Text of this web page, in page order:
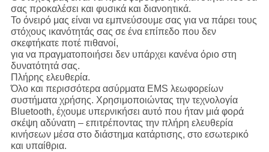
σας προκαλέσει και φυσικά και διανοητικά.
Το όνειρό μας είναι να εμπνεύσουμε σας για να πάρει τους
στόχους ικανότητάς σας σε ένα επίπεδο που δεν
σκεφτήκατε ποτέ πιθανοί,
για να πραγματοποιήσει δεν υπάρχει κανένα όριο στη
δυνατότητά σας.
Πλήρης ελευθερία.
Όλο και περισσότερα ασύρματα EMS λεωφορείων
συστήματα χρήσης. Χρησιμοποιώντας την τεχνολογία
Bluetooth, έχουμε υπερνικήσει αυτό που ήταν μιά φορά
σκέψη αδύνατη – επιτρέποντας την πλήρη ελευθερία
κινήσεων μέσα στο διάστημα κατάρτισης, στο εσωτερικό
και υπαίθρια.